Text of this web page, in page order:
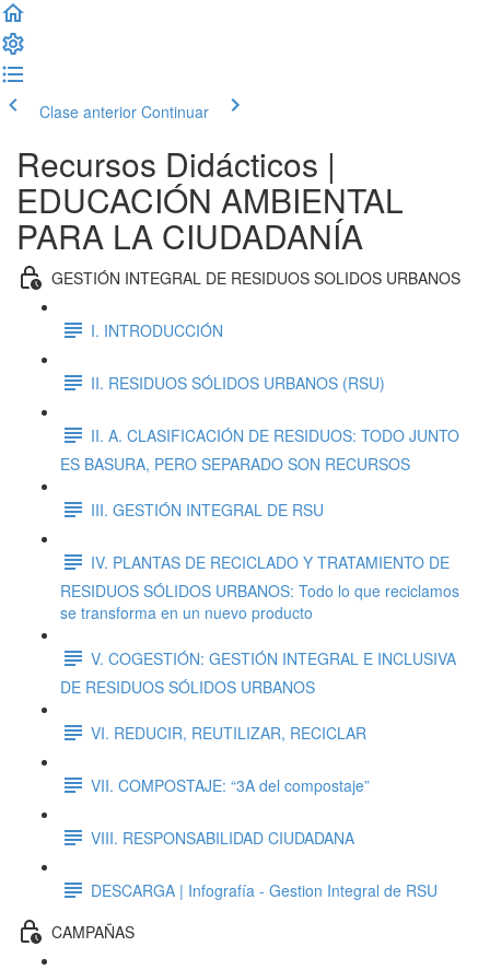
Clase anterior Continuar
Recursos Didácticos |
EDUCACIÓN AMBIENTAL
PARA LA CIUDADANÍA
GESTIÓN INTEGRAL DE RESIDUOS SOLIDOS URBANOS
I. INTRODUCCIÓN
II. RESIDUOS SÓLIDOS URBANOS (RSU)
II. A. CLASIFICACIÓN DE RESIDUOS: TODO JUNTO
ES BASURA, PERO SEPARADO SON RECURSOS
III. GESTIÓN INTEGRAL DE RSU
IV. PLANTAS DE RECICLADO Y TRATAMIENTO DE
RESIDUOS SÓLIDOS URBANOS: Todo lo que reciclamos
se transforma en un nuevo producto
V. COGESTIÓN: GESTIÓN INTEGRAL E INCLUSIVA
DE RESIDUOS SÓLIDOS URBANOS
VI. REDUCIR, REUTILIZAR, RECICLAR
VII. COMPOSTAJE: “3A del compostaje”
VIII. RESPONSABILIDAD CIUDADANA
DESCARGA | Infografía - Gestion Integral de RSU
CAMPAÑAS